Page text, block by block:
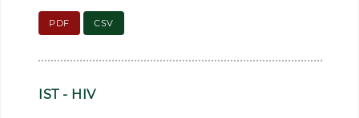
PDF CSV
IST - HIV